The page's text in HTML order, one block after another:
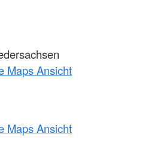
Maps Ansicht
Maps Ansicht